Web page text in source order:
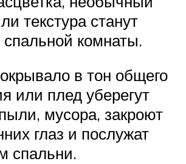
текстура станут
комнаты.
в тон общего
или плед уберегут
мусора, закроют
глаз и послужат
спальни.